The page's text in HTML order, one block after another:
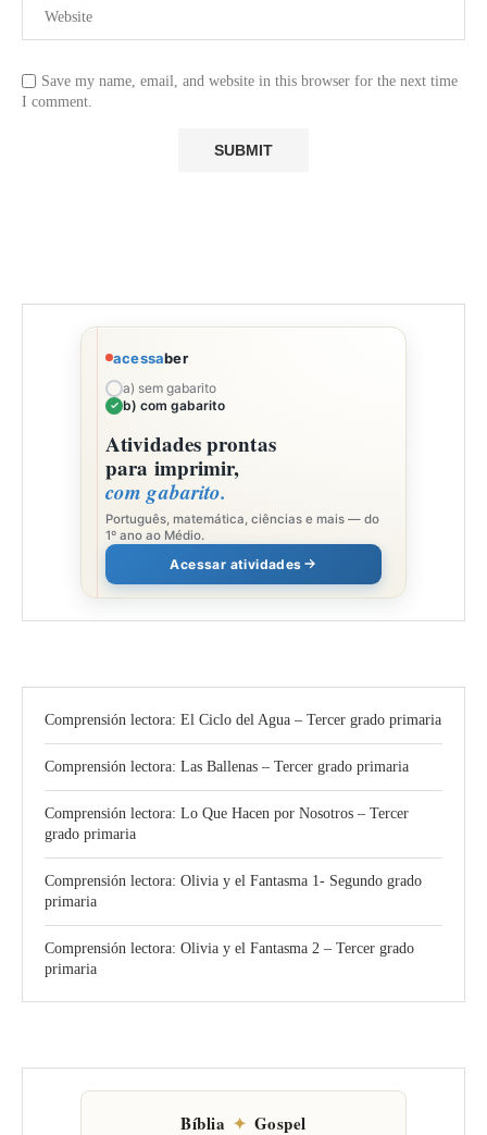
Save my name, email, and website in this browser for the next time
I comment.
acessaber
a) sem gabarito
b) com gabarito
Atividades prontas
para imprimir,
com gabarito.
Português, matemática, ciências e mais — do
1º ano ao Médio.
Acessar atividades
Comprensión lectora: El Ciclo del Agua – Tercer grado primaria
Comprensión lectora: Las Ballenas – Tercer grado primaria
Comprensión lectora: Lo Que Hacen por Nosotros – Tercer
grado primaria
Comprensión lectora: Olivia y el Fantasma 1- Segundo grado
primaria
Comprensión lectora: Olivia y el Fantasma 2 – Tercer grado
primaria
Bíblia ✦ Gospel